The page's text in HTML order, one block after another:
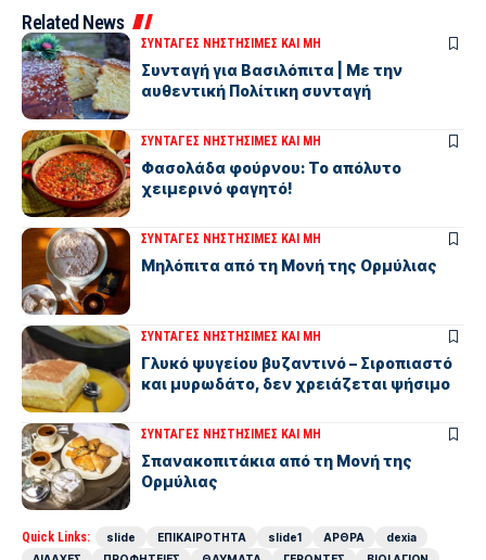
Related News
ΣΥΝΤΑΓΕΣ ΝΗΣΤΗΣΙΜΕΣ ΚΑΙ ΜΗ
Συνταγή για Βασιλόπιτα | Με την
αυθεντική Πολίτικη συνταγή
ΣΥΝΤΑΓΕΣ ΝΗΣΤΗΣΙΜΕΣ ΚΑΙ ΜΗ
Φασολάδα φούρνου: Το απόλυτο
χειμερινό φαγητό!
ΣΥΝΤΑΓΕΣ ΝΗΣΤΗΣΙΜΕΣ ΚΑΙ ΜΗ
Μηλόπιτα από τη Μονή της Ορμύλιας
ΣΥΝΤΑΓΕΣ ΝΗΣΤΗΣΙΜΕΣ ΚΑΙ ΜΗ
Γλυκό ψυγείου βυζαντινό – Σιροπιαστό
και μυρωδάτο, δεν χρειάζεται ψήσιμο
ΣΥΝΤΑΓΕΣ ΝΗΣΤΗΣΙΜΕΣ ΚΑΙ ΜΗ
Σπανακοπιτάκια από τη Μονή της
Ορμύλιας
Quick Links: slide ΕΠΙΚΑΙΡΟΤΗΤΑ slide1 ΑΡΘΡΑ
dexia